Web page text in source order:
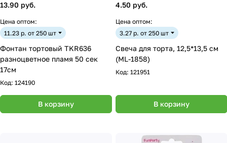
13.90 руб.
Цена оптом:
11.23 р. от 250 шт
Фонтан тортовый TKR636
разноцветное пламя 50 сек
17см
Код: 124190
В корзину
4.50 руб.
Цена оптом:
3.27 р. от 250 шт
Свеча для торта, 12,5*13,5 см
(ML-1858)
Код: 121951
В корзину